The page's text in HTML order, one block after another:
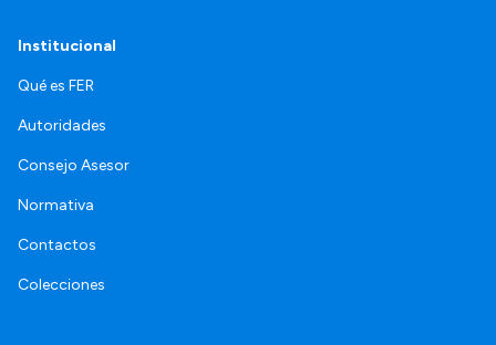
Institucional
Qué es FER
Autoridades
Consejo Asesor
Normativa
Contactos
Colecciones